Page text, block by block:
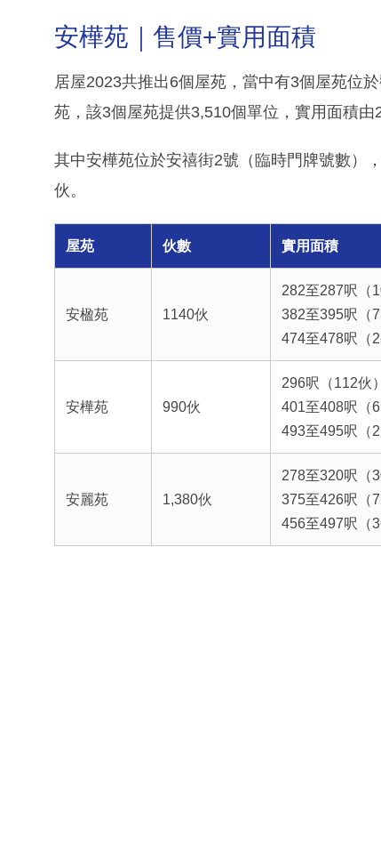
安樺苑｜售價+實用面積
居屋2023共推出6個屋苑，當中有3個屋苑位
苑，該3個屋苑提供3,510個單位，實用面積
其中安樺苑位於安禧街2號（臨時門牌號數）
伙。
屋苑 伙數 實用面積
安楹苑 1140伙
282至287呎（
382至395呎（
474至478呎（
安樺苑 990伙
296呎（112伙）
401至408呎（
493至495呎（
安麗苑 1,380伙
278至320呎（
375至426呎（
456至497呎（